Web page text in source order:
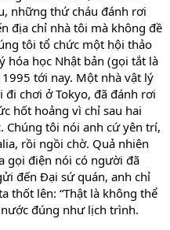
những thứ cháu đánh rơi
địa chỉ nhà tôi mà không đề
tôi tổ chức một hội thảo
hóa học Nhật bản (gọi tắt là
tới nay. Một nhà vật lý
chơi ở Tokyo, đã đánh rơi
hốt hoảng vì chỉ sau hai
Chúng tôi nói anh cứ yên trí,
rồi ngồi chờ. Quả nhiên
gọi điện nói có người đã
đến Đại sứ quán, anh chỉ
thốt lên: “Thật là không thể
đúng như lịch trình.